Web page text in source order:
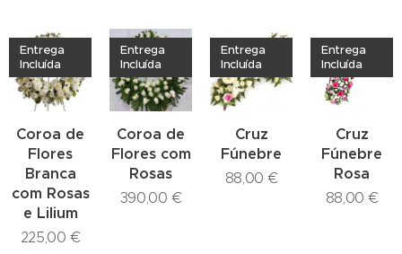
Coroa de
Flores
Branca
com Rosas
e Lilium
Entrega
Incluída
225,00 €
Coroa de
Flores com
Rosas
Entrega
Incluída
390,00 €
Cruz
Fúnebre
Entrega
Incluída
88,00 €
Cruz
Fúnebre
Rosa
Entrega
Incluída
88,00 €